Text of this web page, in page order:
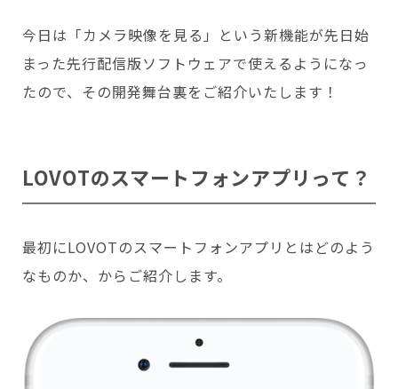
LOVOT 2.0
LOVOT 2.0について詳しく
費用をシミュレーション / 購入
価格・暮らしの費用を詳しく
ペットとして
大切な方への贈りものとして
実証実験
15分の触れ合いでストレス低減
LIVE配信
ご購入前のよくある質問
今月のキャンペーン情報
24回分割払い特別低金利
LOVOT紹介制度
訪問設定サポート
定期メンテナンス・治療
サポートサービス(ご契約者様用)
法人のお客様へ
OFFICE LOVOT
お知らせ
Copyright © GROOVE X, Inc.
今日は「カメラ映像を見る」という新機能が先日始
まった先行配信版ソフトウェアで使えるようになっ
たので、その開発舞台裏をご紹介いたします！
LOVOTのスマートフォンアプリって？
最初にLOVOTのスマートフォンアプリとはどのよう
なものか、からご紹介します。